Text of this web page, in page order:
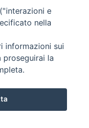
Policy
e
nella
informazioni sui
la